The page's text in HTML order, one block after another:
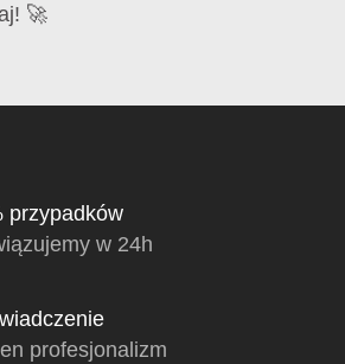
🚀
przypadków
w 24h
profesjonalizm